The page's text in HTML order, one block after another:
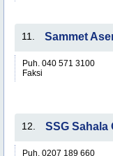
11. Sammet
Puh. 040 571 3100
Faksi
12. SSG Sahala
Puh. 0207 189 660